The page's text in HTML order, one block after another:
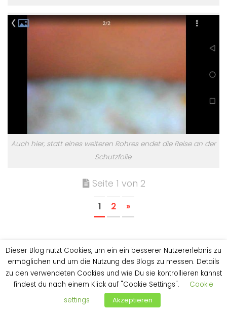
Auch hier, statt eines weiteren Rohres endet die Reise an der
Schutzfolie.
Seite 1 von 2
1 2 »
Tags: Abwasser Leerrohr Wallbox
DAS KÖNNTE DICH AUCH INTERESSIEREN...
Dieser Blog nutzt Cookies, um ein ein besserer Nutzererlebnis zu
ermöglichen und um die Nutzung des Blogs zu messen. Details
zu den verwendeten Cookies und wie Du sie kontrollieren kannst
findest du nach einem Klick auf "Cookie Settings".
Cookie
settings
Akzeptieren